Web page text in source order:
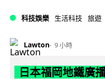
科技娛樂 生活科技 旅遊
Lawton 9 小時
日本福岡地鐵廣